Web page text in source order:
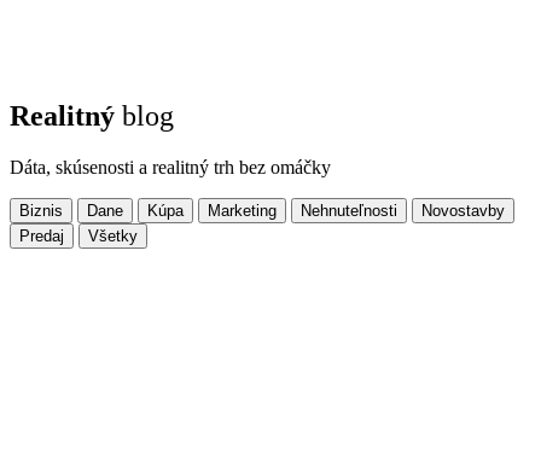
Realitný blog
Dáta, skúsenosti a realitný trh bez omáčky
Biznis Dane Kúpa Marketing Nehnuteľnosti
Novostavby
Predaj
Všetky